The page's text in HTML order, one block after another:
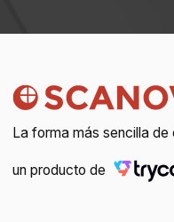
La forma más sencilla de
un producto de